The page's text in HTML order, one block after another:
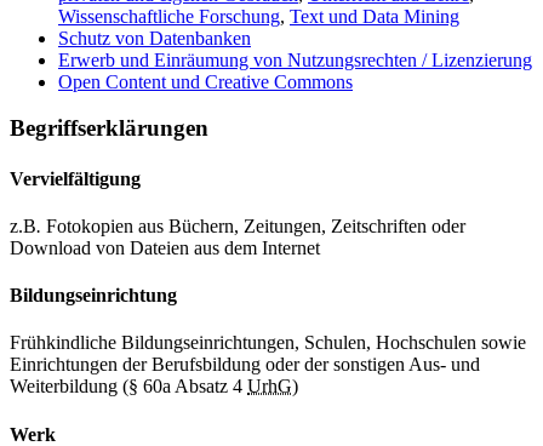
Wissenschaftliche Forschung, Text und Data Mining
Schutz von Datenbanken
Erwerb und Einräumung von Nutzungsrechten / Lizenzierung
Open Content und Creative Commons
Begriffserklärungen
Vervielfältigung
z.B. Fotokopien aus Büchern, Zeitungen, Zeitschriften oder
Download von Dateien aus dem Internet
Bildungseinrichtung
Frühkindliche Bildungseinrichtungen, Schulen, Hochschulen sowie
Einrichtungen der Berufsbildung oder der sonstigen Aus- und
Weiterbildung (§ 60a Absatz 4 UrhG)
Werk